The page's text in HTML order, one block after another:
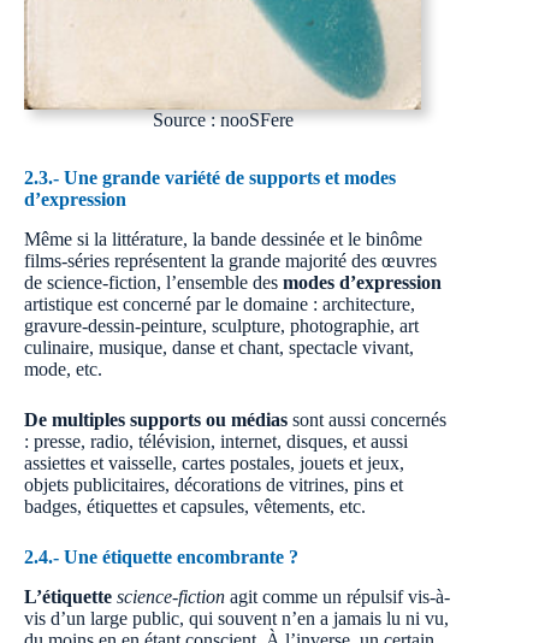
Source : nooSFere
2.3.- Une grande variété de supports et modes
d’expression
Même si la littérature, la bande dessinée et le binôme
films-séries représentent la grande majorité des œuvres
de science-fiction, l’ensemble des modes d’expression
artistique est concerné par le domaine : architecture,
gravure-dessin-peinture, sculpture, photographie, art
culinaire, musique, danse et chant, spectacle vivant,
mode, etc.
De multiples supports ou médias sont aussi concernés
: presse, radio, télévision, internet, disques, et aussi
assiettes et vaisselle, cartes postales, jouets et jeux,
objets publicitaires, décorations de vitrines, pins et
badges, étiquettes et capsules, vêtements, etc.
2.4.- Une étiquette encombrante ?
L’étiquette science-fiction agit comme un répulsif vis-à-
vis d’un large public, qui souvent n’en a jamais lu ni vu,